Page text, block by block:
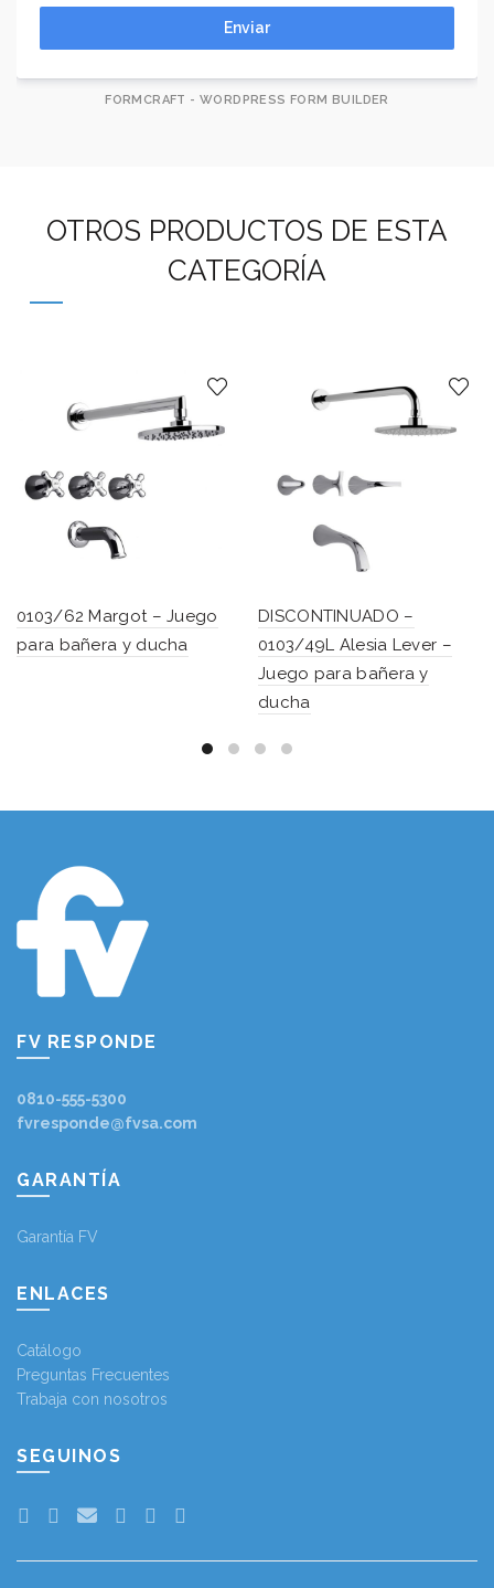
Enviar
FORMCRAFT - WORDPRESS FORM BUILDER
OTROS PRODUCTOS DE ESTA
CATEGORÍA
0103/62 Margot – Juego
para bañera y ducha
DISCONTINUADO –
0103/49L Alesia Lever –
Juego para bañera y
ducha
FV RESPONDE
0810-555-5300
fvresponde@fvsa.com
GARANTÍA
Garantía FV
ENLACES
Catálogo
Preguntas Frecuentes
Trabaja con nosotros
SEGUINOS